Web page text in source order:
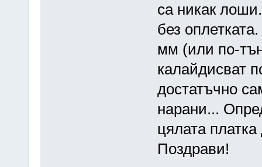
са никак
без оплетката.
мм (или по-
калайдисват
достатъчно
нарани...
цялата
Поздрави!